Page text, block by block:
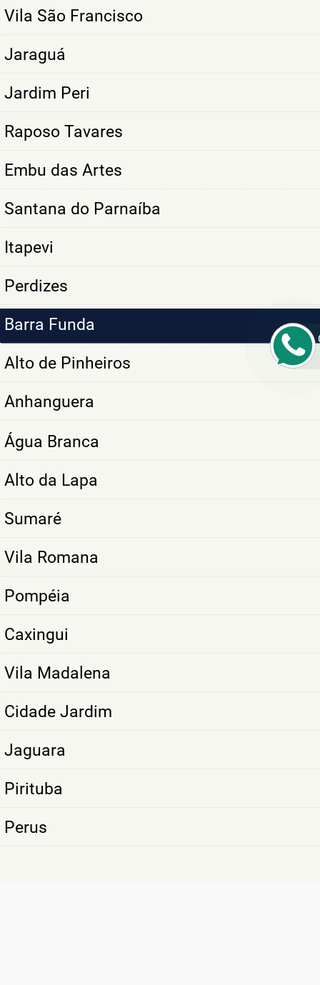
Vila São Francisco
Jaraguá
Jardim Peri
Raposo Tavares
Embu das Artes
Santana do Parnaíba
Itapevi
Perdizes
Barra Funda
Alto de Pinheiros
Anhanguera
Água Branca
Alto da Lapa
Sumaré
Vila Romana
Pompéia
Caxingui
Vila Madalena
Cidade Jardim
Jaguara
Pirituba
Perus